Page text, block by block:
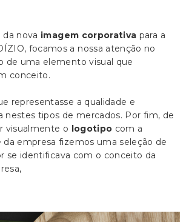
da nova imagem corporativa para a
focamos a nossa atenção no
de uma elemento visual que
conceito.
representasse a qualidade e
nestes tipos de mercados. Por fim, de
visualmente o logotipo com a
empresa fizemos uma seleção de
se identificava com o conceito da